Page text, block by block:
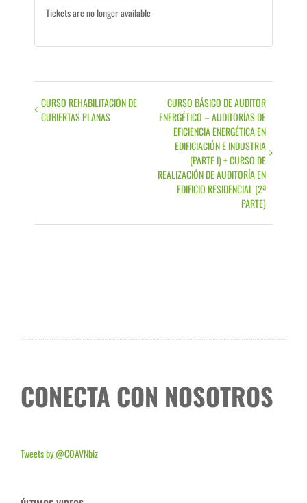
Tickets are no longer available
Evento
Navegación
CURSO REHABILITACIÓN DE
CUBIERTAS PLANAS
CURSO BÁSICO DE AUDITOR
ENERGÉTICO – AUDITORÍAS DE
EFICIENCIA ENERGÉTICA EN
EDIFICIACIÓN E INDUSTRIA
(PARTE I) + CURSO DE
REALIZACIÓN DE AUDITORÍA EN
EDIFICIO RESIDENCIAL (2ª
PARTE)
CONECTA CON NOSOTROS
Tweets by @COAVNbiz